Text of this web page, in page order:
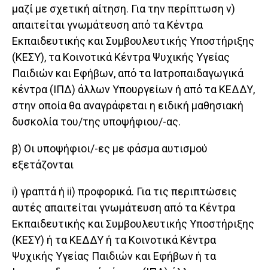
μαζί με σχετική αίτηση. Για την περίπτωση ν)
απαιτείται γνωμάτευση από τα Κέντρα
Εκπαιδευτικής και Συμβουλευτικής Υποστήριξης
(ΚΕΣΥ), τα Κοινοτικά Κέντρα Ψυχικής Υγείας
Παιδιών και Εφήβων, από τα Ιατροπαιδαγωγικά
κέντρα (ΙΠΔ) άλλων Υπουργείων ή από τα ΚΕΔΔΥ,
στην οποία θα αναγράφεται η ειδική μαθησιακή
δυσκολία του/της υποψήφιου/-ας.
β) Οι υποψήφιοι/-ες με φάσμα αυτισμού
εξετάζονται
i) γραπτά ή ii) προφορικά. Για τις περιπτώσεις
αυτές απαιτείται γνωμάτευση από τα Κέντρα
Εκπαιδευτικής και Συμβουλευτικής Υποστήριξης
(ΚΕΣΥ) ή τα ΚΕΔΔΥ ή τα Κοινοτικά Κέντρα
Ψυχικής Υγείας Παιδιών και Εφήβων ή τα